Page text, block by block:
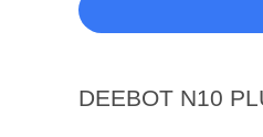
DEEBOT N10